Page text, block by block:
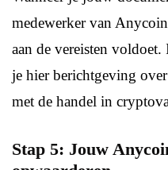
medewerker van
aan de vereisten
je hier berichtgeving
met de handel in
Stap 5: Jouw